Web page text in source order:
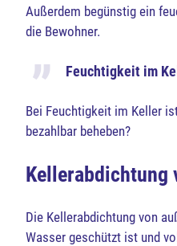
Außerdem begünstig ein
die Bewohner.
Feuchtigkeit im
Bei Feuchtigkeit im Keller
bezahlbar beheben?
Kellerabdichtung
Die Kellerabdichtung von
Wasser geschützt ist und